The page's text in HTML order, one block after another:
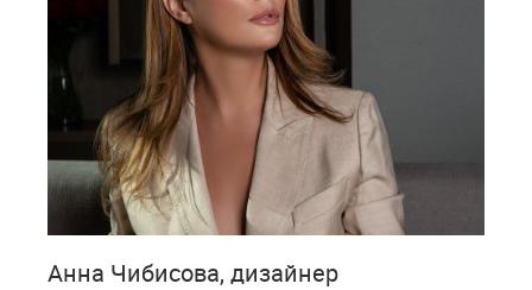
Анна Чибисова, дизайнер